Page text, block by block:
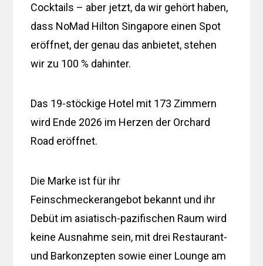
Cocktails – aber jetzt, da wir gehört haben,
dass NoMad Hilton Singapore einen Spot
eröffnet, der genau das anbietet, stehen
wir zu 100 % dahinter.
Das 19-stöckige Hotel mit 173 Zimmern
wird Ende 2026 im Herzen der Orchard
Road eröffnet.
Die Marke ist für ihr
Feinschmeckerangebot bekannt und ihr
Debüt im asiatisch-pazifischen Raum wird
keine Ausnahme sein, mit drei Restaurant-
und Barkonzepten sowie einer Lounge am